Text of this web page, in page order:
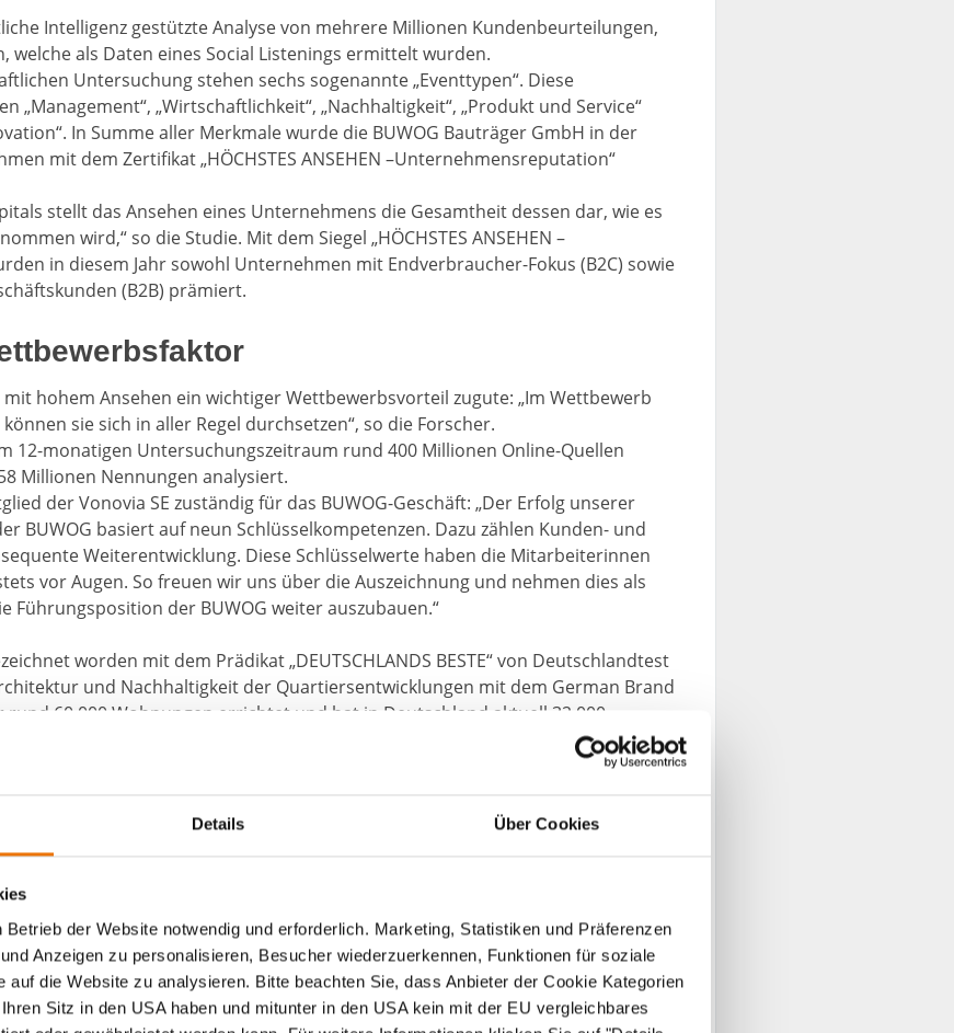
Details Über Cookies
der Website notwendig und erforderlich. Marketing, Statistiken und Präferenzen
Anzeigen zu personalisieren, Besucher wiederzuerkennen, Funktionen für soziale
auf die Website zu analysieren. Bitte beachten Sie, dass Anbieter der Cookie Kategorien
Sitz in den USA haben und mitunter in den USA kein mit der EU vergleichbares
Intelligenz gestützte Analyse von mehrere Millionen Kundenbeurteilungen,
welche als Daten eines Social Listenings ermittelt wurden.
Untersuchung stehen sechs sogenannte „Eventtypen“. Diese
„Management“, „Wirtschaftlichkeit“, „Nachhaltigkeit“, „Produkt und Service“
In Summe aller Merkmale wurde die BUWOG Bauträger GmbH in der
mit dem Zertifikat „HÖCHSTES ANSEHEN –Unternehmensreputation“
stellt das Ansehen eines Unternehmens die Gesamtheit dessen dar, wie es
wird,“ so die Studie. Mit dem Siegel „HÖCHSTES ANSEHEN –
in diesem Jahr sowohl Unternehmen mit Endverbraucher-Fokus (B2C) sowie
(B2B) prämiert.
hohem Ansehen ein wichtiger Wettbewerbsvorteil zugute: „Im Wettbewerb
sie sich in aller Regel durchsetzen“, so die Forscher.
12-monatigen Untersuchungszeitraum rund 400 Millionen Online-Quellen
Millionen Nennungen analysiert.
der Vonovia SE zuständig für das BUWOG-Geschäft: „Der Erfolg unserer
BUWOG basiert auf neun Schlüsselkompetenzen. Dazu zählen Kunden- und
Weiterentwicklung. Diese Schlüsselwerte haben die Mitarbeiterinnen
vor Augen. So freuen wir uns über die Auszeichnung und nehmen dies als
Führungsposition der BUWOG weiter auszubauen.“
worden mit dem Prädikat „DEUTSCHLANDS BESTE“ von Deutschlandtest
und Nachhaltigkeit der Quartiersentwicklungen mit dem German Brand
rund 60.000 Wohnungen errichtet und hat in Deutschland aktuell 32.000
Ergebnisse und alle Testsieger der diesjährigen Studie bietet der
– Unternehmensreputation, der auf der Webseite desIMWFbestellt werden
über die Auszeichnung und nehmen sie als